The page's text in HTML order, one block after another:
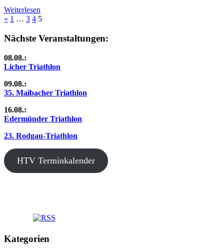
Weiterlesen
Seitennummerierung
der
« Vorherige
1 … 3 4 5
Nächste Veranstaltungen:
08.08.:
Licher Triathlon
09.08.:
35. Maibacher Triathlon
16.08.:
Edermünder Triathlon
23. Rodgau-Triathlon
HTV Terminkalender
Kategorien